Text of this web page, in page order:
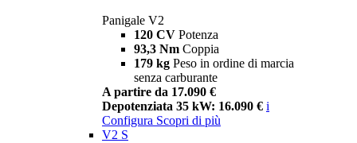
Panigale V2
120 CV Potenza
93,3 Nm Coppia
179 kg Peso in ordine di marcia
senza carburante
A partire da 17.090 €
Depotenziata 35 kW: 16.090 € i
Configura Scopri di più
V2 S